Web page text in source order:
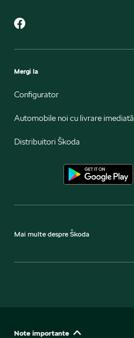
Mergi la
Configurator
Automobile noi cu livrare imediată
Distribuitori Škoda
Mai multe despre Škoda
Note importante